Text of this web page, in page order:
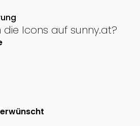
Icons auf sunny.at?